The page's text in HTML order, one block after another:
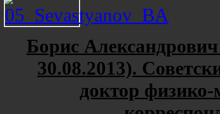
Борис
30.08.2013).
доктор